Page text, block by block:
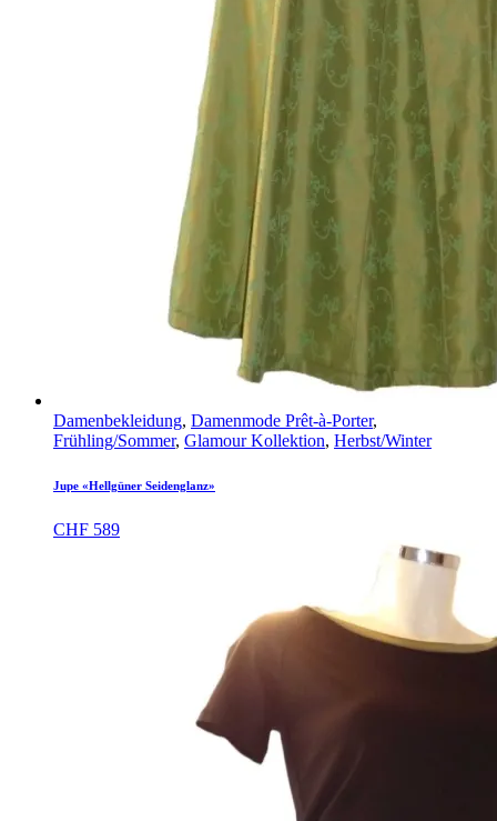
Damenbekleidung, Damenmode Prêt-à-Porter,
Frühling/Sommer, Glamour Kollektion, Herbst/Winter
Jupe «Hellgüner Seidenglanz»
CHF 589